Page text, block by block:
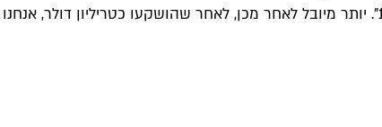
ביוני 1971 הכריז הנשיא האמריקאי על הסמים כ"אויב הציבור מספר 1". יותר מיובל לאחר